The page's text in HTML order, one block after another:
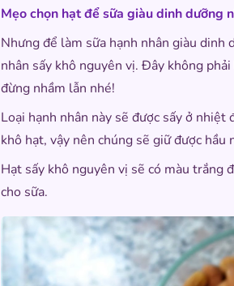
Mẹo chọn hạt để sữa giàu dinh dưỡng
Nhưng để làm sữa hạnh nhân giàu
nhân sấy khô nguyên vị. Đây không
đừng nhầm lẫn nhé!
Loại hạnh nhân này sẽ được sấy ở
khô hạt, vậy nên chúng sẽ giữ được
Hạt sấy khô nguyên vị sẽ có màu trắng
cho sữa.